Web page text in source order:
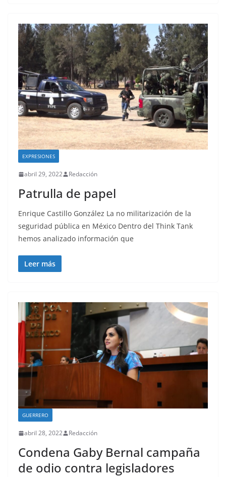
EXPRESIONES
abril 29, 2022 Redacción
Patrulla de papel
Enrique Castillo González La no militarización de la
seguridad pública en México Dentro del Think Tank
hemos analizado información que
Leer más
GUERRERO
abril 28, 2022 Redacción
Condena Gaby Bernal campaña
de odio contra legisladores